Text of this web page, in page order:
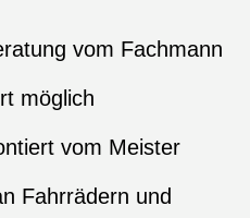
vom Fachmann
möglich
vom Meister
Fahrrädern und